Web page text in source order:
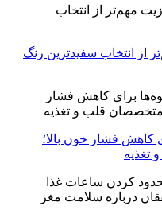
از انتخاب سفیدترین رنگ
کاهش فشار خون بالا؛
تغذیه